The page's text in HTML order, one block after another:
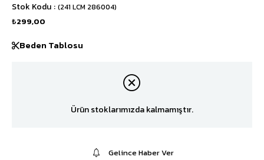
Stok Kodu (241 LCM 286004)
₺299,00
Beden Tablosu
Ürün stoklarımızda kalmamıştır.
Gelince Haber Ver